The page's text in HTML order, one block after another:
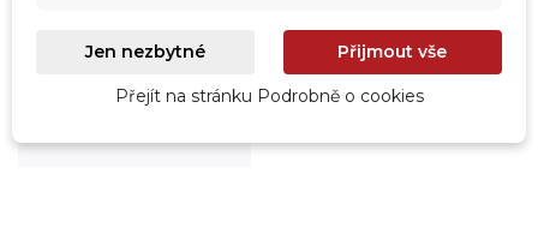
Roboty
Prohlédnout
Jen nezbytné Přijmout vše
Přejít na stránku Podrobně o cookies